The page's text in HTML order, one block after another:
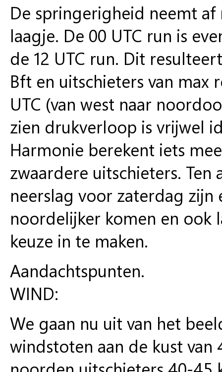
De springerigheid neemt
laagje. De 00 UTC run is
de 12 UTC run. Dit
Bft en uitschieters van max
UTC (van west naar
zien drukverloop is vrijwel
Harmonie berekent iets
zwaardere uitschieters. Ten
neerslag voor zaterdag zijn
noordelijker komen en ook
keuze in te maken.
Aandachtspunten.
WIND:
We gaan nu uit van het
windstoten aan de kust